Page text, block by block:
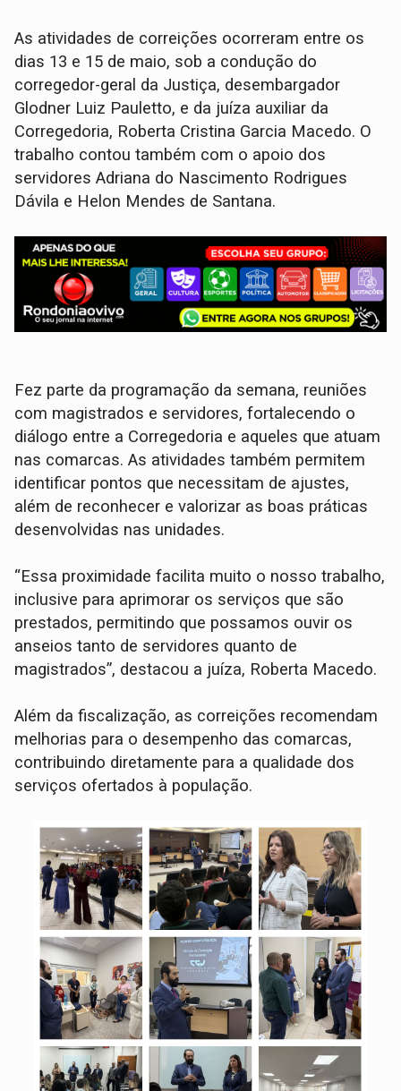
As atividades de correições ocorreram entre os
dias 13 e 15 de maio, sob a condução do
corregedor-geral da Justiça, desembargador
Glodner Luiz Pauletto, e da juíza auxiliar da
Corregedoria, Roberta Cristina Garcia Macedo. O
trabalho contou também com o apoio dos
servidores Adriana do Nascimento Rodrigues
Dávila e Helon Mendes de Santana.
Fez parte da programação da semana, reuniões
com magistrados e servidores, fortalecendo o
diálogo entre a Corregedoria e aqueles que atuam
nas comarcas. As atividades também permitem
identificar pontos que necessitam de ajustes,
além de reconhecer e valorizar as boas práticas
desenvolvidas nas unidades.
“Essa proximidade facilita muito o nosso trabalho,
inclusive para aprimorar os serviços que são
prestados, permitindo que possamos ouvir os
anseios tanto de servidores quanto de
magistrados”, destacou a juíza, Roberta Macedo.
Além da fiscalização, as correições recomendam
melhorias para o desempenho das comarcas,
contribuindo diretamente para a qualidade dos
serviços ofertados à população.